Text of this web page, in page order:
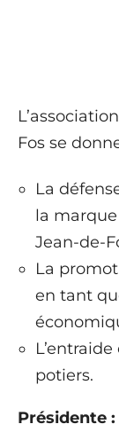
Fos se
La
la
Jean-de-
La
en tant
potiers.
Présidente :